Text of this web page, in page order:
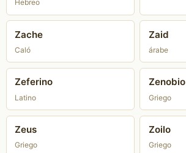
Hebreo
Zache
Caló
Zaid
árabe
Zeferino
Latino
Zenobio
Griego
Zeus
Griego
Zoilo
Griego